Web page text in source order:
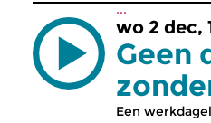
...
wo 2 dec,
Geen
Een